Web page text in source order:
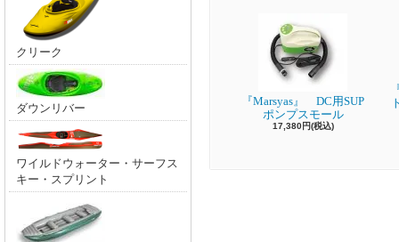
クリーク
ダウンリバー
ワイルドウォーター・サーフス
キー・スプリント
『Marsyas』 DC用SUP
ポンプスモール
17,380円(税込)